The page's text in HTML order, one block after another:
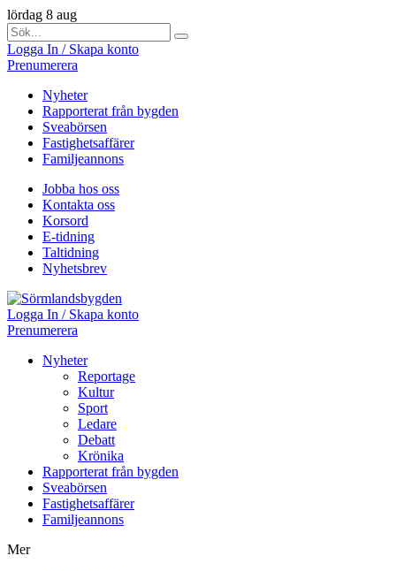
lördag 8 aug
Logga In / Skapa konto
Prenumerera
Nyheter
Rapporterat från bygden
Sveabörsen
Fastighetsaffärer
Familjeannons
Jobba hos oss
Kontakta oss
Korsord
E-tidning
Taltidning
Nyhetsbrev
Logga In / Skapa konto
Prenumerera
Nyheter
Reportage
Kultur
Sport
Ledare
Debatt
Krönika
Rapporterat från bygden
Sveabörsen
Fastighetsaffärer
Familjeannons
Mer